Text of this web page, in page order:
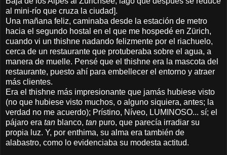
al mini-río que cruza la ciudad].
Una mañana feliz, caminaba desde la estación de metro
hacia el segundo hostal en el que me hospedé en Zürich,
cuando vi un thishne nadando felizmente por el riachuelo,
cerca de un restaurante que protuberaba sobre el agua, a
manera de muelle. Pensé que el thishne era la mascota del
restaurante, puesto ahí para embellecer el entorno y atraer
más clientes.
Era el thishne más impresionante que jamás hubiese visto
(no que hubiese visto muchos, o alguno siquiera, antes; la
verdad no me acuerdo); Prístino, Níveo, LUMINOSO... sí; el
pájaro era tan blanco, tan puro, que parecía irradiar su
propia luz. Y, por enthima, su alma era también de
alabastro, como lo evidenciaba su modesta actitud.